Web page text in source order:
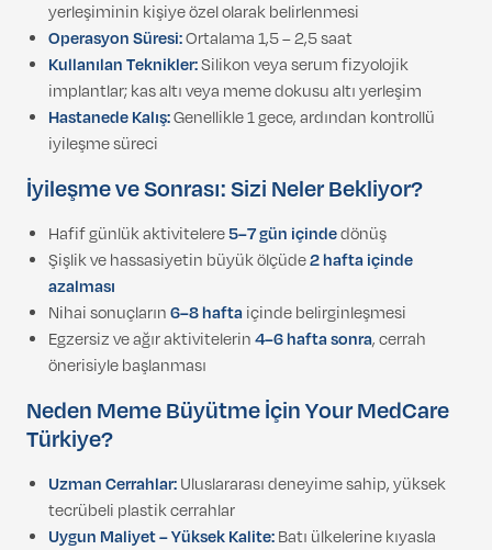
yerleşiminin kişiye özel olarak belirlenmesi
Operasyon Süresi:Ortalama 1,5 – 2,5 saat
Kullanılan Teknikler:Silikon veya serum fizyolojik
implantlar; kas altı veya meme dokusu altı yerleşim
Hastanede Kalış:Genellikle 1 gece, ardından kontrollü
iyileşme süreci
İyileşme ve Sonrası: Sizi Neler Bekliyor?
Hafif günlük aktivitelere5–7 gün içindedönüş
Şişlik ve hassasiyetin büyük ölçüde2 hafta içinde
azalması
Nihai sonuçların6–8 haftaiçinde belirginleşmesi
Egzersiz ve ağır aktivitelerin4–6 hafta sonra, cerrah
önerisiyle başlanması
Neden Meme Büyütme İçin Your MedCare
Türkiye?
Uzman Cerrahlar:Uluslararası deneyime sahip, yüksek
tecrübeli plastik cerrahlar
Uygun Maliyet – Yüksek Kalite:Batı ülkelerine kıyasla